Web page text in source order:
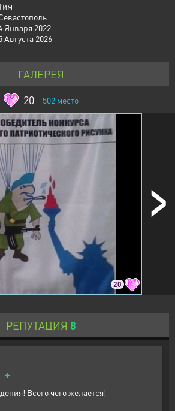
Января 2022
Августа 2026
ГАЛЕРЕЯ
20
502место
20
РЕПУТАЦИЯ 8
+
Всего чего желается!